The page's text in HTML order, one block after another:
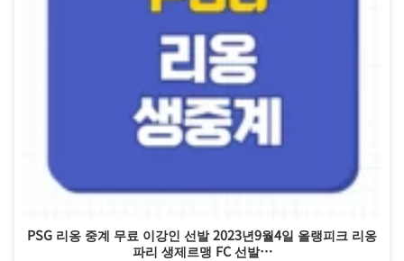
PSG 리옹 중계 무료 이강인 선발 2023년9월4일 올랭피크 리옹
파리 생제르맹 FC 선발…